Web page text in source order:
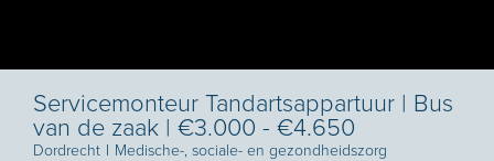
Servicemonteur Tandartsappartuur | Bus
van de zaak | €3.000 - €4.650
Dordrecht I Medische-, sociale- en gezondheidszorg